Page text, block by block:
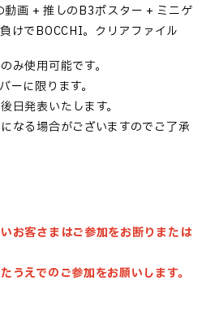
動画 + 推しのB3ポスター + ミニゲ
けでBOCCHI。クリアファイル
み使用可能です。
に限ります。
日発表いたします。
なる場合がございますのでご了承
お客さまはご参加をお断りまたは
うえでのご参加をお願いします。